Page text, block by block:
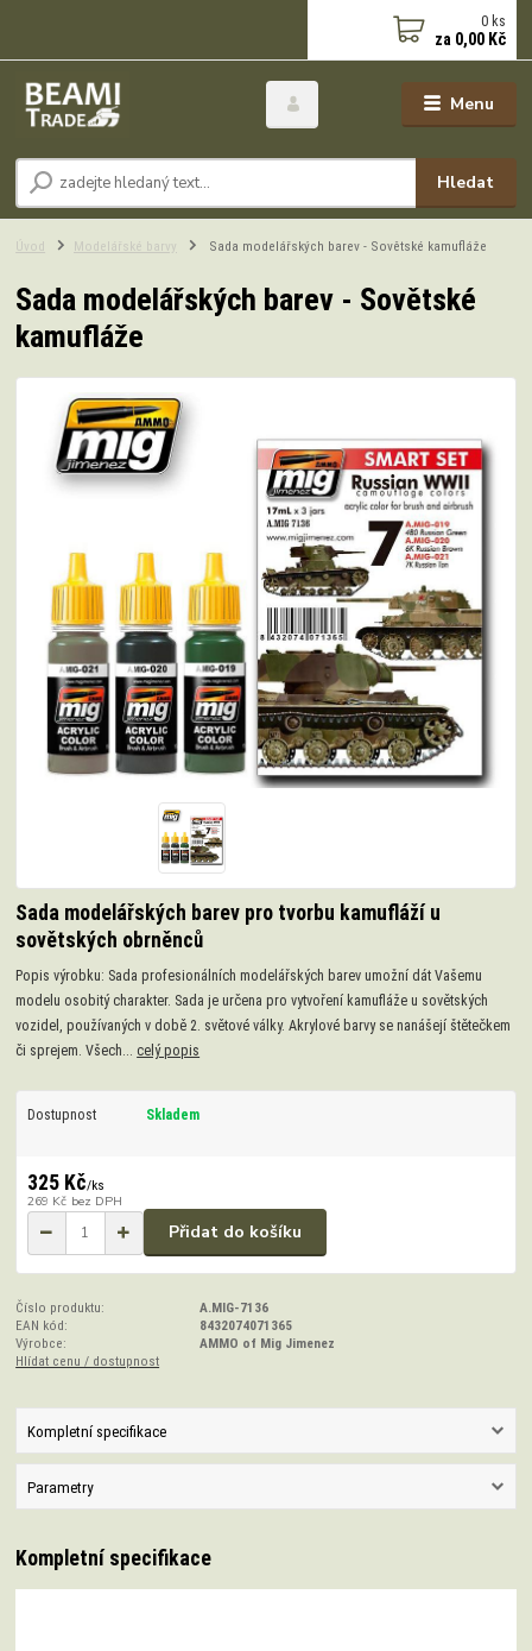
Menu
Hledat
0 ks
za 0,00 Kč
Úvod Modelářské barvy Sada modelářských barev - Sovětské kamufláže
Sada modelářských barev - Sovětské
kamufláže
Sada modelářských barev pro tvorbu kamufláží u
sovětských obrněnců
Popis výrobku: Sada profesionálních modelářských barev umožní dát Vašemu
modelu osobitý charakter. Sada je určena pro vytvoření kamufláže u sovětských
vozidel, používaných v době 2. světové války. Akrylové barvy se nanášejí štětečkem
či sprejem. Všech... celý popis
Dostupnost Skladem
325 Kč/ks
269 Kč bez DPH
Přidat do košíku
Číslo produktu:
A.MIG-7136
EAN kód:
8432074071365
Výrobce:
AMMO of Mig Jimenez
Hlídat cenu / dostupnost
Kompletní specifikace
Parametry
Kompletní specifikace